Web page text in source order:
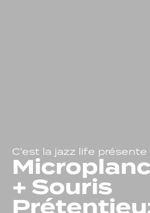
C'est la jazz life présente
+ Souris